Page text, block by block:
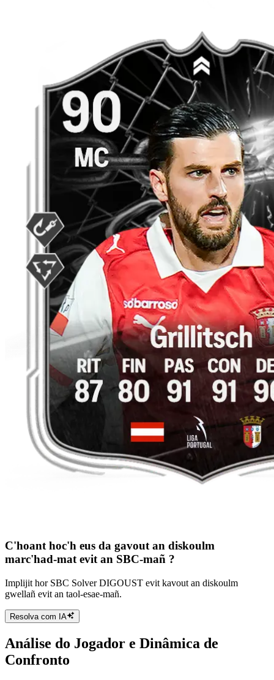
C'hoant hoc'h eus da gavout an diskoulm
marc'had-mat evit an SBC-mañ ?
Implijit hor SBC Solver DIGOUST evit kavout an diskoulm
gwellañ evit an taol-esae-mañ.
Resolva com IA
Análise do Jogador e Dinâmica de
Confronto